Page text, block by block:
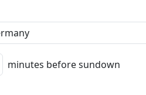
minutes before sundown